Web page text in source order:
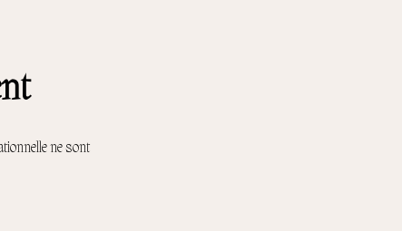
ne sont